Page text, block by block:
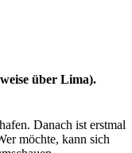
über Lima).
Danach ist erstmal
möchte, kann sich